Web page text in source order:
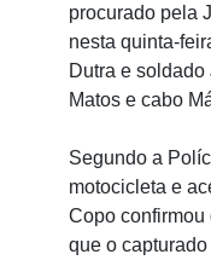
procurado pela
nesta quinta-
Dutra e
Matos e cabo
Segundo a
motocicleta e
Copo confirmou
que o